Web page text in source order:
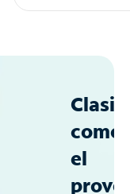
como
el